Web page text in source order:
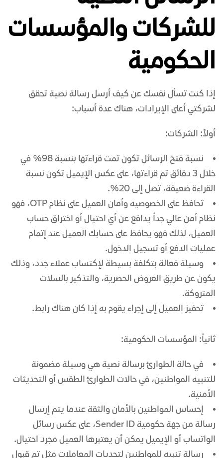
للشركات والمؤسسات
الحكومية
إذا كنت تسأل نفسك عن كيف أرسل رسالة نصية تحقق
لشركتي أعلى الإيرادات، هناك عدة أسباب:
أولاً: الشركات:
نسبة فتح الرسائل تكون تمت قراءتها بنسبة 98% في
خلال 3 دقائق تم قراءتها، على عكس الإيميل تكون نسبة
القراءة ضعيفة، تصل إلى 20%.
تحافظ على الخصوصيه وأمان العميل على نظام OTP، فهو
نظام أمن عالي جداً يدافع عن أي احتيال أو اختراق حساب
العميل، لذلك فهو يحافظ على حسابك العميل عند إتمام
عمليات الدفع أو تسجيل الدخول.
وسيلة فعالة بتكلفة بسيطة لإكتساب عملاء جدد، وذلك
يكون عن طريق العروض الحصرية، والتذكير بالسلات
المتروكة.
تحفيز العميل إلى إجراء يقوم به إذا كان هناك رابط.
ثانياً: المؤسسات الحكومية:
في حالة الطوارئ برسالة نصية هي وسيلة مضمونة
للتنبيه المواطنين، في حالات الطوارئ الطقس أو التحديثات
الأمنية.
إحساس المواطنين بالأمان والثقة عندما يتم إرسال
رسالة من جهة حكومية Sender ID، على عكس رسائل
الواتساب أو الإيميل يمكن أن يعتبرها العميل مجرد احتيال.
رسالة تنبيه للمواطنين لتحديات المعاملات مثل تم قبول